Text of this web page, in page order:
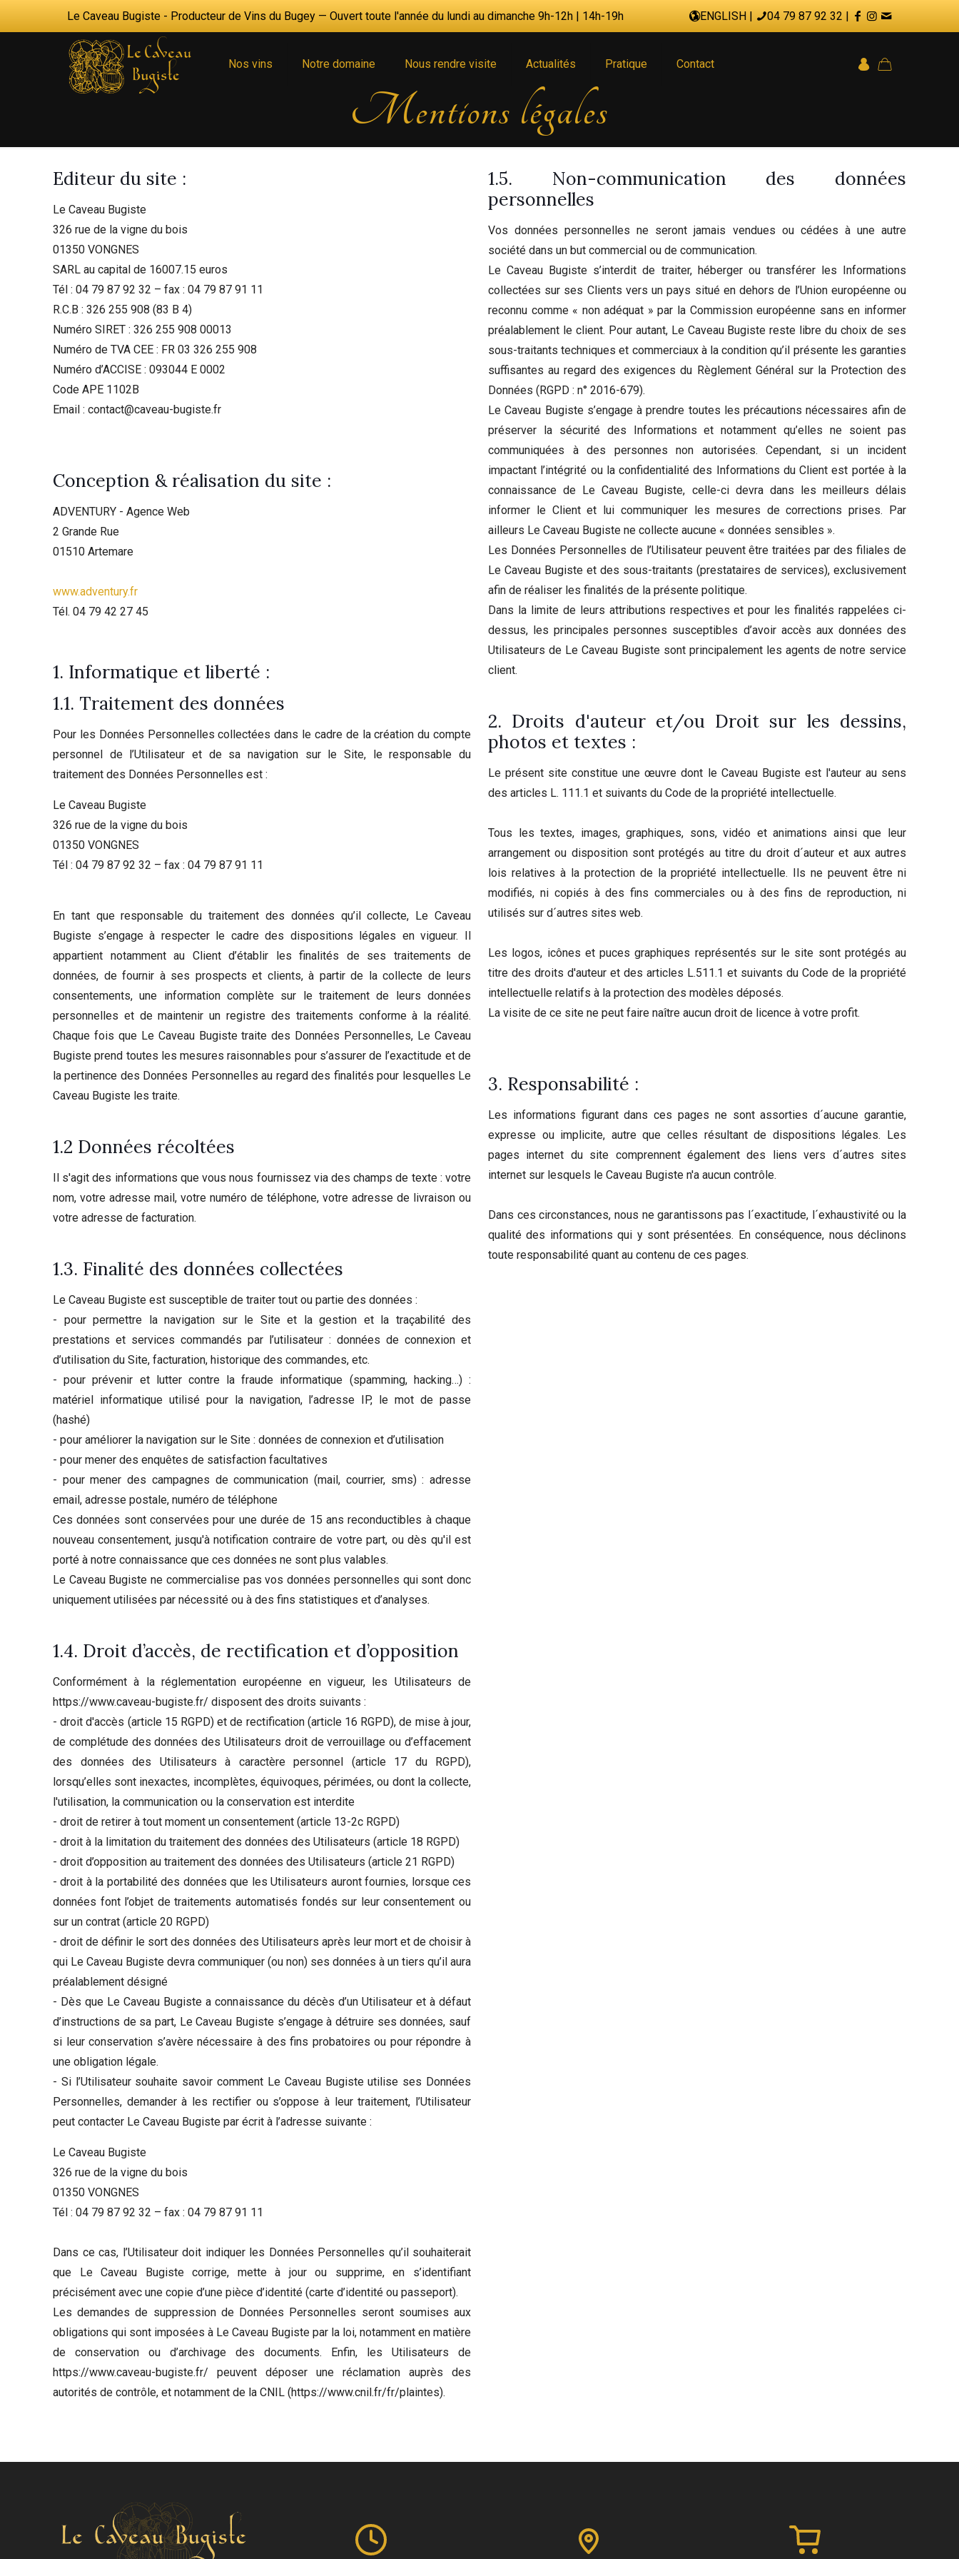
Le Caveau Bugiste - Producteur de Vins du Bugey — Ouvert toute l'année du lundi au dimanche 9h-12h | 14h-19h ENGLISH | 04 79 87 92 32 |
Nos vins Notre domaine Nous rendre visite Actualités Pratique Contact
Mentions légales
Editeur du site :
Le Caveau Bugiste
326 rue de la vigne du bois
01350 VONGNES
SARL au capital de 16007.15 euros
Tél : 04 79 87 92 32 – fax : 04 79 87 91 11
R.C.B : 326 255 908 (83 B 4)
Numéro SIRET : 326 255 908 00013
Numéro de TVA CEE : FR 03 326 255 908
Numéro d’ACCISE : 093044 E 0002
Code APE 1102B
Email : contact@caveau-bugiste.fr
Conception & réalisation du site :
ADVENTURY - Agence Web
2 Grande Rue
01510 Artemare
www.adventury.fr
Tél. 04 79 42 27 45
1. Informatique et liberté :
1.1. Traitement des données
Pour les Données Personnelles collectées dans le cadre de la création du compte
personnel de l’Utilisateur et de sa navigation sur le Site, le responsable du
traitement des Données Personnelles est :
Le Caveau Bugiste
326 rue de la vigne du bois
01350 VONGNES
Tél : 04 79 87 92 32 – fax : 04 79 87 91 11
En tant que responsable du traitement des données qu’il collecte, Le Caveau
Bugiste s’engage à respecter le cadre des dispositions légales en vigueur. Il
appartient notamment au Client d’établir les finalités de ses traitements de
données, de fournir à ses prospects et clients, à partir de la collecte de leurs
consentements, une information complète sur le traitement de leurs données
personnelles et de maintenir un registre des traitements conforme à la réalité.
Chaque fois que Le Caveau Bugiste traite des Données Personnelles, Le Caveau
Bugiste prend toutes les mesures raisonnables pour s’assurer de l’exactitude et de
la pertinence des Données Personnelles au regard des finalités pour lesquelles Le
Caveau Bugiste les traite.
1.2 Données récoltées
Il s'agit des informations que vous nous fournissez via des champs de texte : votre
nom, votre adresse mail, votre numéro de téléphone, votre adresse de livraison ou
votre adresse de facturation.
1.3. Finalité des données collectées
Le Caveau Bugiste est susceptible de traiter tout ou partie des données :
- pour permettre la navigation sur le Site et la gestion et la traçabilité des
prestations et services commandés par l’utilisateur : données de connexion et
d’utilisation du Site, facturation, historique des commandes, etc.
- pour prévenir et lutter contre la fraude informatique (spamming, hacking…) :
matériel informatique utilisé pour la navigation, l’adresse IP, le mot de passe
(hashé)
- pour améliorer la navigation sur le Site : données de connexion et d’utilisation
- pour mener des enquêtes de satisfaction facultatives
- pour mener des campagnes de communication (mail, courrier, sms) : adresse
email, adresse postale, numéro de téléphone
Ces données sont conservées pour une durée de 15 ans reconductibles à chaque
nouveau consentement, jusqu'à notification contraire de votre part, ou dès qu'il est
porté à notre connaissance que ces données ne sont plus valables.
Le Caveau Bugiste ne commercialise pas vos données personnelles qui sont donc
uniquement utilisées par nécessité ou à des fins statistiques et d’analyses.
1.4. Droit d’accès, de rectification et d’opposition
Conformément à la réglementation européenne en vigueur, les Utilisateurs de
https://www.caveau-bugiste.fr/ disposent des droits suivants :
- droit d'accès (article 15 RGPD) et de rectification (article 16 RGPD), de mise à jour,
de complétude des données des Utilisateurs droit de verrouillage ou d’effacement
des données des Utilisateurs à caractère personnel (article 17 du RGPD),
lorsqu’elles sont inexactes, incomplètes, équivoques, périmées, ou dont la collecte,
l'utilisation, la communication ou la conservation est interdite
- droit de retirer à tout moment un consentement (article 13-2c RGPD)
- droit à la limitation du traitement des données des Utilisateurs (article 18 RGPD)
- droit d’opposition au traitement des données des Utilisateurs (article 21 RGPD)
- droit à la portabilité des données que les Utilisateurs auront fournies, lorsque ces
données font l’objet de traitements automatisés fondés sur leur consentement ou
sur un contrat (article 20 RGPD)
- droit de définir le sort des données des Utilisateurs après leur mort et de choisir à
qui Le Caveau Bugiste devra communiquer (ou non) ses données à un tiers qu’il aura
préalablement désigné
- Dès que Le Caveau Bugiste a connaissance du décès d’un Utilisateur et à défaut
d’instructions de sa part, Le Caveau Bugiste s’engage à détruire ses données, sauf
si leur conservation s’avère nécessaire à des fins probatoires ou pour répondre à
une obligation légale.
- Si l’Utilisateur souhaite savoir comment Le Caveau Bugiste utilise ses Données
Personnelles, demander à les rectifier ou s’oppose à leur traitement, l’Utilisateur
peut contacter Le Caveau Bugiste par écrit à l’adresse suivante :
Le Caveau Bugiste
326 rue de la vigne du bois
01350 VONGNES
Tél : 04 79 87 92 32 – fax : 04 79 87 91 11
Dans ce cas, l’Utilisateur doit indiquer les Données Personnelles qu’il souhaiterait
que Le Caveau Bugiste corrige, mette à jour ou supprime, en s’identifiant
précisément avec une copie d’une pièce d’identité (carte d’identité ou passeport).
Les demandes de suppression de Données Personnelles seront soumises aux
obligations qui sont imposées à Le Caveau Bugiste par la loi, notamment en matière
de conservation ou d’archivage des documents. Enfin, les Utilisateurs de
https://www.caveau-bugiste.fr/ peuvent déposer une réclamation auprès des
autorités de contrôle, et notamment de la CNIL (https://www.cnil.fr/fr/plaintes).
1.5. Non-communication des données
personnelles
Vos données personnelles ne seront jamais vendues ou cédées à une autre
société dans un but commercial ou de communication.
Le Caveau Bugiste s’interdit de traiter, héberger ou transférer les Informations
collectées sur ses Clients vers un pays situé en dehors de l’Union européenne ou
reconnu comme « non adéquat » par la Commission européenne sans en informer
préalablement le client. Pour autant, Le Caveau Bugiste reste libre du choix de ses
sous-traitants techniques et commerciaux à la condition qu’il présente les garanties
suffisantes au regard des exigences du Règlement Général sur la Protection des
Données (RGPD : n° 2016-679).
Le Caveau Bugiste s’engage à prendre toutes les précautions nécessaires afin de
préserver la sécurité des Informations et notamment qu’elles ne soient pas
communiquées à des personnes non autorisées. Cependant, si un incident
impactant l’intégrité ou la confidentialité des Informations du Client est portée à la
connaissance de Le Caveau Bugiste, celle-ci devra dans les meilleurs délais
informer le Client et lui communiquer les mesures de corrections prises. Par
ailleurs Le Caveau Bugiste ne collecte aucune « données sensibles ».
Les Données Personnelles de l’Utilisateur peuvent être traitées par des filiales de
Le Caveau Bugiste et des sous-traitants (prestataires de services), exclusivement
afin de réaliser les finalités de la présente politique.
Dans la limite de leurs attributions respectives et pour les finalités rappelées ci-
dessus, les principales personnes susceptibles d’avoir accès aux données des
Utilisateurs de Le Caveau Bugiste sont principalement les agents de notre service
client.
2. Droits d'auteur et/ou Droit sur les dessins,
photos et textes :
Le présent site constitue une œuvre dont le Caveau Bugiste est l'auteur au sens
des articles L. 111.1 et suivants du Code de la propriété intellectuelle.
Tous les textes, images, graphiques, sons, vidéo et animations ainsi que leur
arrangement ou disposition sont protégés au titre du droit d´auteur et aux autres
lois relatives à la protection de la propriété intellectuelle. Ils ne peuvent être ni
modifiés, ni copiés à des fins commerciales ou à des fins de reproduction, ni
utilisés sur d´autres sites web.
Les logos, icônes et puces graphiques représentés sur le site sont protégés au
titre des droits d'auteur et des articles L.511.1 et suivants du Code de la propriété
intellectuelle relatifs à la protection des modèles déposés.
La visite de ce site ne peut faire naître aucun droit de licence à votre profit.
3. Responsabilité :
Les informations figurant dans ces pages ne sont assorties d´aucune garantie,
expresse ou implicite, autre que celles résultant de dispositions légales. Les
pages internet du site comprennent également des liens vers d´autres sites
internet sur lesquels le Caveau Bugiste n'a aucun contrôle.
Dans ces circonstances, nous ne garantissons pas l´exactitude, l´exhaustivité ou la
qualité des informations qui y sont présentées. En conséquence, nous déclinons
toute responsabilité quant au contenu de ces pages.